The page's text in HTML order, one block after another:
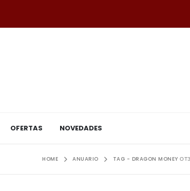
OFERTAS NOVEDADES
HOME ANUARIO TAG - DRAGON MONEY